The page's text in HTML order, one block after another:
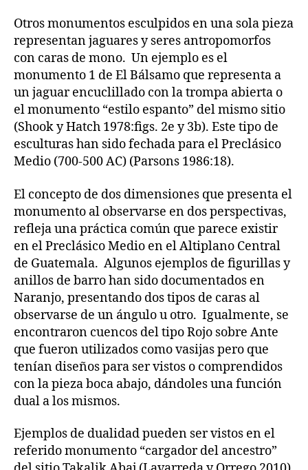
Otros monumentos esculpidos en una sola pieza
representan jaguares y seres antropomorfos
con caras de mono. Un ejemplo es el
monumento 1 de El Bálsamo que representa a
un jaguar encuclillado con la trompa abierta o
el monumento “estilo espanto” del mismo sitio
(Shook y Hatch 1978:figs. 2e y 3b). Este tipo de
esculturas han sido fechada para el Preclásico
Medio (700-500 AC) (Parsons 1986:18).
El concepto de dos dimensiones que presenta el
monumento al observarse en dos perspectivas,
refleja una práctica común que parece existir
en el Preclásico Medio en el Altiplano Central
de Guatemala. Algunos ejemplos de figurillas y
anillos de barro han sido documentados en
Naranjo, presentando dos tipos de caras al
observarse de un ángulo u otro. Igualmente, se
encontraron cuencos del tipo Rojo sobre Ante
que fueron utilizados como vasijas pero que
tenían diseños para ser vistos o comprendidos
con la pieza boca abajo, dándoles una función
dual a los mismos.
Ejemplos de dualidad pueden ser vistos en el
referido monumento “cargador del ancestro”